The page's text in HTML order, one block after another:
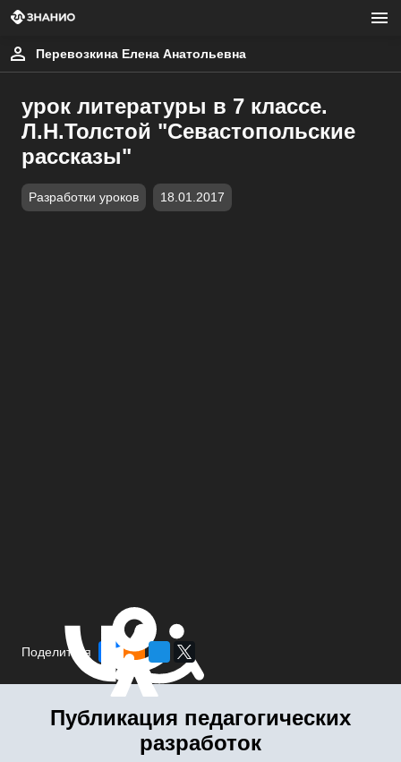
Перевозкина Елена Анатольевна
урок литературы в 7 классе.
Л.Н.Толстой "Севастопольские
рассказы"
Разработки уроков 18.01.2017
Поделиться
Публикация педагогических
разработок